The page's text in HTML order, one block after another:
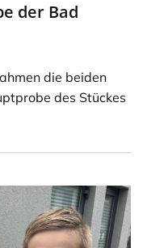
der Bad
die beiden
des Stückes